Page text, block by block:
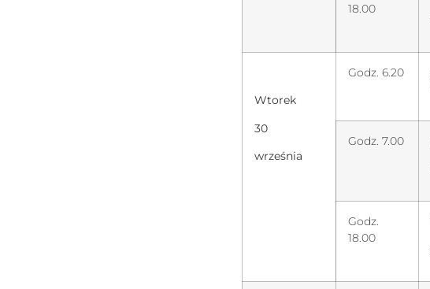
18.00
Wtorek
30
września
Godz. 6.20
Godz. 7.00
Godz.
18.00